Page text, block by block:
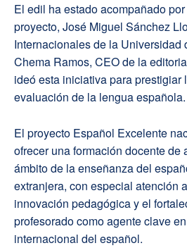
El edil ha estado acompañado
proyecto, José Miguel Sánchez
Internacionales de la Universidad
Chema Ramos, CEO de la
ideó esta iniciativa para prestigiar
evaluación de la lengua española.
El proyecto Español Excelente
ofrecer una formación docente de
ámbito de la enseñanza del
extranjera, con especial atención
innovación pedagógica y el
profesorado como agente clave
internacional del español.